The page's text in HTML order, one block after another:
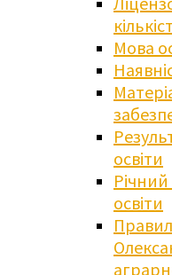
Мова
освіти
Річний
освіти